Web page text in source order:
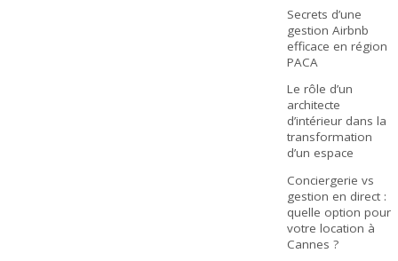
Secrets d’une
gestion Airbnb
efficace en région
PACA
Le rôle d’un
architecte
d’intérieur dans la
transformation
d’un espace
Conciergerie vs
gestion en direct :
quelle option pour
votre location à
Cannes ?